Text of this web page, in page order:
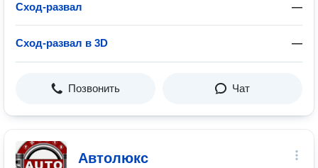
Сход-развал —
Сход-развал в 3D —
Позвонить Чат
Автолюкс